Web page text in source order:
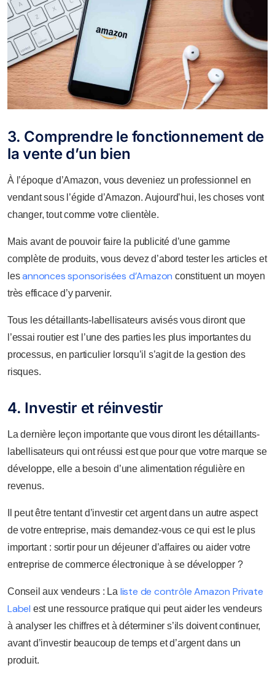
3. Comprendre le fonctionnement de
la vente d’un bien
À l’époque d’Amazon, vous deveniez un professionnel en
vendant sous l’égide d’Amazon. Aujourd’hui, les choses vont
changer, tout comme votre clientèle.
Mais avant de pouvoir faire la publicité d’une gamme
complète de produits, vous devez d’abord tester les articles et
lesannonces sponsorisées d’Amazon constituent un moyen
très efficace d’y parvenir.
Tous les détaillants-labellisateurs avisés vous diront que
l’essai routier est l’une des parties les plus importantes du
processus, en particulier lorsqu’il s’agit de la gestion des
risques.
4. Investir et réinvestir
La dernière leçon importante que vous diront les détaillants-
labellisateurs qui ont réussi est que pour que votre marque se
développe, elle a besoin d’une alimentation régulière en
revenus.
Il peut être tentant d’investir cet argent dans un autre aspect
de votre entreprise, mais demandez-vous ce qui est le plus
important : sortir pour un déjeuner d’affaires ou aider votre
entreprise de commerce électronique à se développer ?
Conseil aux vendeurs : La liste de contrôle Amazon Private
Label est une ressource pratique qui peut aider les vendeurs
à analyser les chiffres et à déterminer s’ils doivent continuer,
avant d’investir beaucoup de temps et d’argent dans un
produit.